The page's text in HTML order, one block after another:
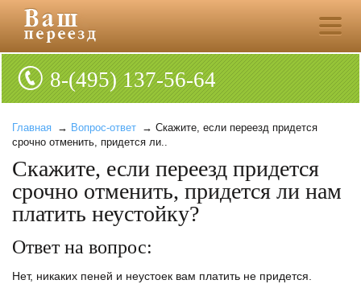
8-(495) 137-56-64
Главная → Вопрос-ответ → Скажите, если переезд придется
срочно отменить, придется ли..
Скажите, если переезд придется
срочно отменить, придется ли нам
платить неустойку?
Ответ на вопрос:
Нет, никаких пеней и неустоек вам платить не придется.